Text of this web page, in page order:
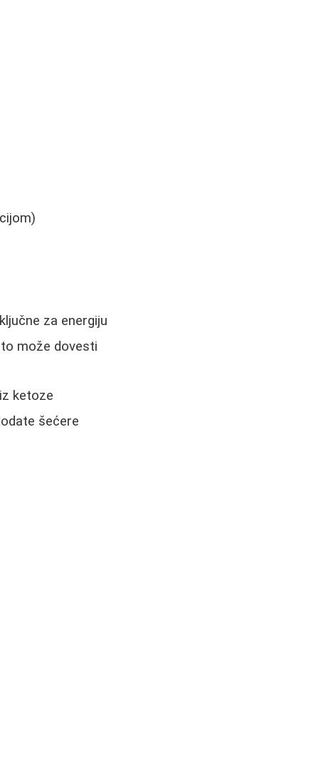
za energiju
može dovesti
ketoze
šećere